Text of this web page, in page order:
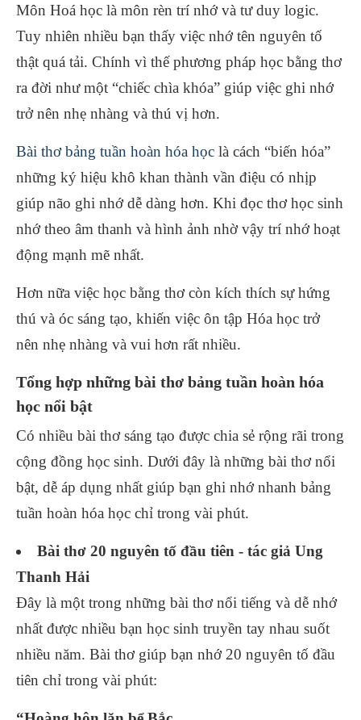
Môn Hoá học là môn rèn trí nhớ và tư duy logic.
Tuy nhiên nhiều bạn thấy việc nhớ tên nguyên tố
thật quá tải. Chính vì thế phương pháp học bằng thơ
ra đời như một “chiếc chìa khóa” giúp việc ghi nhớ
trở nên nhẹ nhàng và thú vị hơn.
Bài thơ bảng tuần hoàn hóa học là cách “biến hóa”
những ký hiệu khô khan thành vần điệu có nhịp
giúp não ghi nhớ dễ dàng hơn. Khi đọc thơ học sinh
nhớ theo âm thanh và hình ảnh nhờ vậy trí nhớ hoạt
động mạnh mẽ nhất.
Hơn nữa việc học bằng thơ còn kích thích sự hứng
thú và óc sáng tạo, khiến việc ôn tập Hóa học trở
nên nhẹ nhàng và vui hơn rất nhiều.
Tổng hợp những bài thơ bảng tuần hoàn hóa
học nổi bật
Có nhiều bài thơ sáng tạo được chia sẻ rộng rãi trong
cộng đồng học sinh. Dưới đây là những bài thơ nổi
bật, dễ áp dụng nhất giúp bạn ghi nhớ nhanh bảng
tuần hoàn hóa học chỉ trong vài phút.
Bài thơ 20 nguyên tố đầu tiên - tác giả Ung
Thanh Hải
Đây là một trong những bài thơ nổi tiếng và dễ nhớ
nhất được nhiều bạn học sinh truyền tay nhau suốt
nhiều năm. Bài thơ giúp bạn nhớ 20 nguyên tố đầu
tiên chỉ trong vài phút: